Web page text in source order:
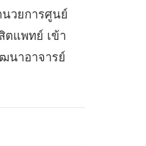
วยการศูนย์
ตแพทย์ เข้า
นาอาจารย์